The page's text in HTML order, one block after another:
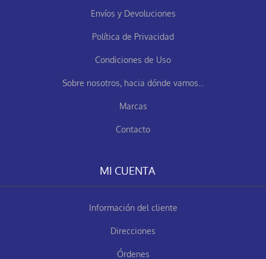
Envíos y Devoluciones
Política de Privacidad
Condiciones de Uso
Sobre nosotros, hacia dónde vamos...
Marcas
Contacto
MI CUENTA
Información del cliente
Direcciones
Órdenes